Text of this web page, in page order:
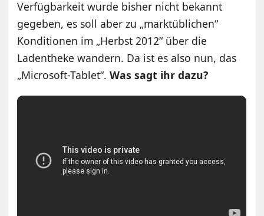
Verfügbarkeit wurde bisher nicht bekannt
gegeben, es soll aber zu „marktüblichen“
Konditionen im „Herbst 2012“ über die
Ladentheke wandern. Da ist es also nun, das
„Microsoft-Tablet“.Was sagt ihr dazu?